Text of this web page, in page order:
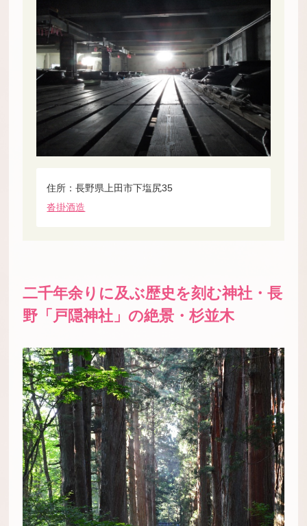
住所：長野県上田市下塩尻35
沓掛酒造
二千年余りに及ぶ歴史を刻む神社・長
野「戸隠神社」の絶景・杉並木